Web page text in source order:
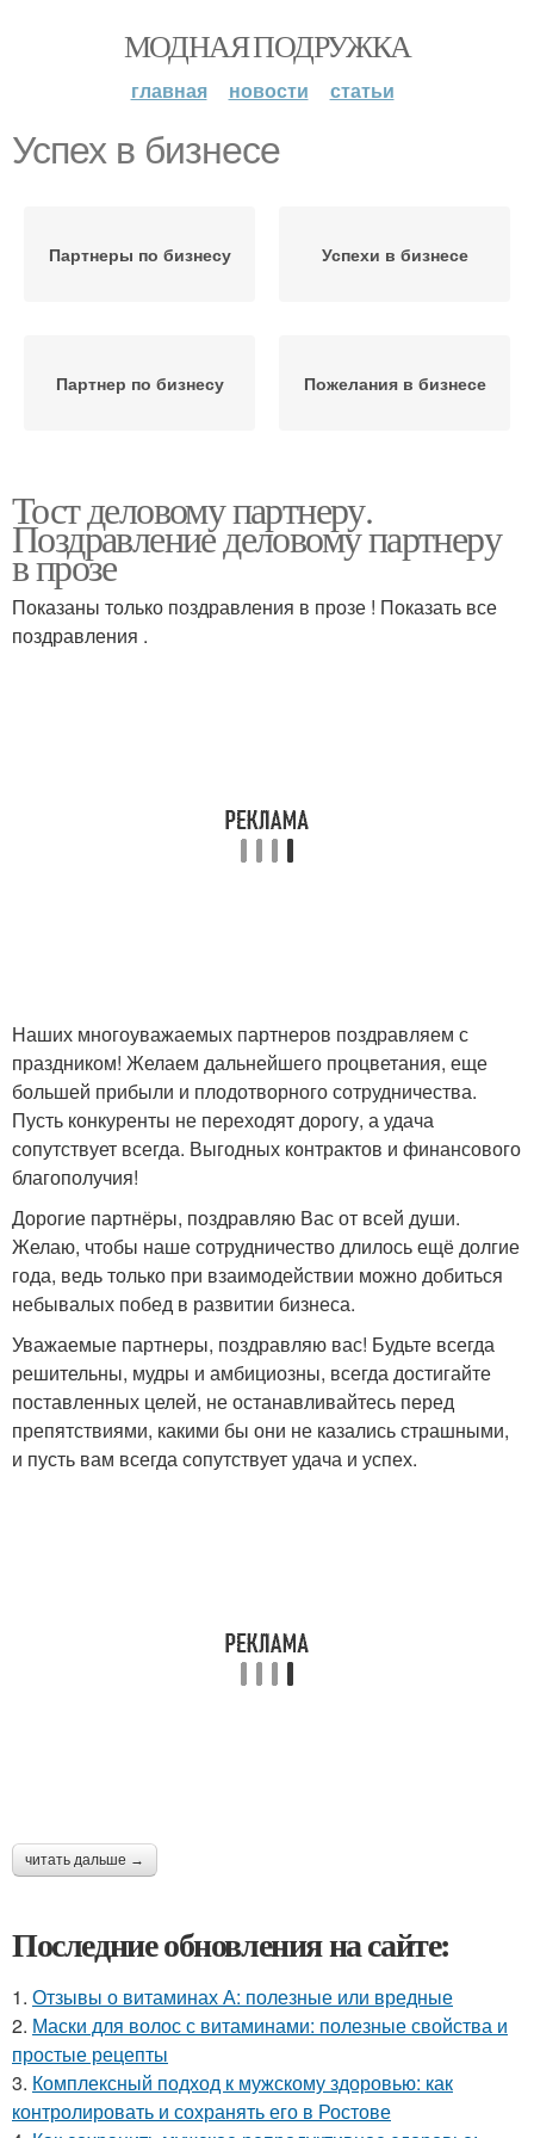
МОДНАЯ ПОДРУЖКА
главная новости статьи
Успех в бизнесе
Партнеры по бизнесу Успехи в бизнесе
Партнер по бизнесу Пожелания в бизнесе
Тост деловому партнеру.
Поздравление деловому партнеру
в прозе
Показаны только поздравления в прозе ! Показать все
поздравления .
Наших многоуважаемых партнеров поздравляем с
праздником! Желаем дальнейшего процветания, еще
большей прибыли и плодотворного сотрудничества.
Пусть конкуренты не переходят дорогу, а удача
сопутствует всегда. Выгодных контрактов и финансового
благополучия!
Дорогие партнёры, поздравляю Вас от всей души.
Желаю, чтобы наше сотрудничество длилось ещё долгие
года, ведь только при взаимодействии можно добиться
небывалых побед в развитии бизнеса.
Уважаемые партнеры, поздравляю вас! Будьте всегда
решительны, мудры и амбициозны, всегда достигайте
поставленных целей, не останавливайтесь перед
препятствиями, какими бы они не казались страшными,
и пусть вам всегда сопутствует удача и успех.
читать дальше →
Последние обновления на сайте:
1. Отзывы о витаминах А: полезные или вредные
2. Маски для волос с витаминами: полезные свойства и
простые рецепты
3. Комплексный подход к мужскому здоровью: как
контролировать и сохранять его в Ростове